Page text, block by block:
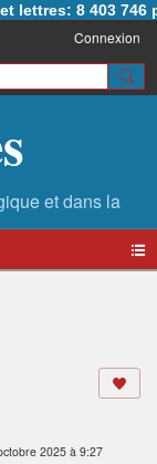
lettres: 8 403 746
Connexion
2025 à 9:27